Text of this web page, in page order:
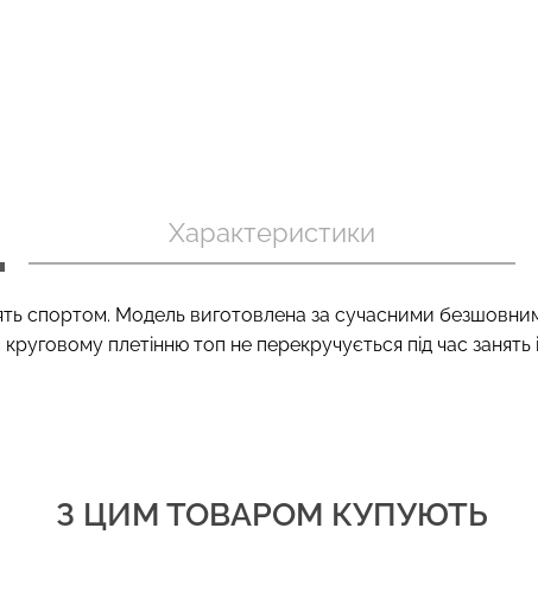
Характеристики
спортом. Модель виготовлена ​​за сучасними
плетінню топ не перекручується під час
З ЦИМ ТОВАРОМ КУПУЮТЬ